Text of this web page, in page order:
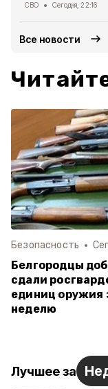
СВО Сегодня, 22:16
Все новости
Безопасность
Белгородцы
сдали
единиц оружия
неделю
Лучшее за